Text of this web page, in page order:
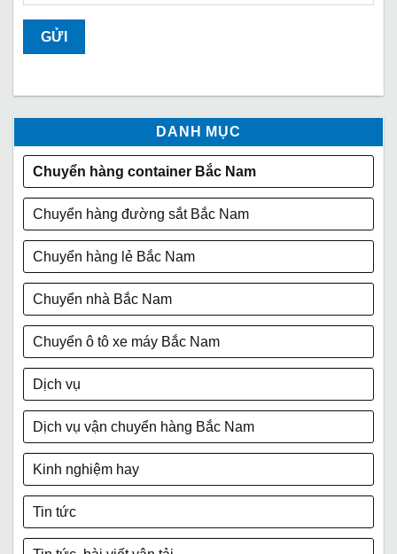
DANH MỤC
Chuyển hàng container Bắc Nam
Chuyển hàng đường sắt Bắc Nam
Chuyển hàng lẻ Bắc Nam
Chuyển nhà Bắc Nam
Chuyển ô tô xe máy Bắc Nam
Dịch vụ
Dịch vụ vận chuyển hàng Bắc Nam
Kinh nghiệm hay
Tin tức